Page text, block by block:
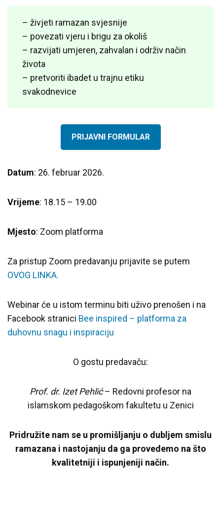
– živjeti ramazan svjesnije
– povezati vjeru i brigu za okoliš
– razvijati umjeren, zahvalan i održiv način
života
– pretvoriti ibadet u trajnu etiku
svakodnevice
PRIJAVNI FORMULAR
Datum: 26. februar 2026.
Vrijeme: 18.15 – 19.00
Mjesto: Zoom platforma
Za pristup Zoom predavanju prijavite se putem
OVOG LINKA.
Webinar će u istom terminu biti uživo prenošen i na
Facebook stranici Bee inspired – platforma za
duhovnu snagu i inspiraciju
O gostu predavaču:
Prof. dr. Izet Pehlić– Redovni profesor na
islamskom pedagoškom fakultetu u Zenici
Pridružite nam se u promišljanju o dubljem smislu
ramazana i nastojanju da ga provedemo na što
kvalitetniji i ispunjeniji način.